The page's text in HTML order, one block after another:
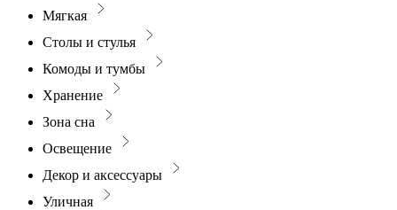
Мягкая
Столы и стулья
Комоды и тумбы
Хранение
Зона сна
Освещение
Декор и аксессуары
Уличная